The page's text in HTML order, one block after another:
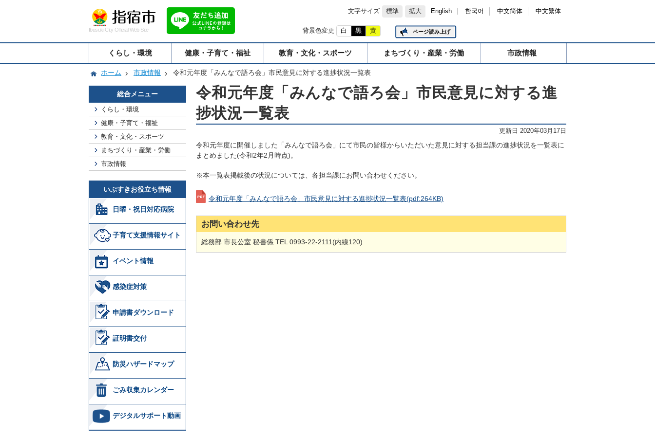
文字サイズ 標準 拡大 English 한국어 中文简体 中文繁体
Ibusuki City Official Web Site 背景色変更 白 黒 黄 ページ読み上げ
くらし・環境 健康・子育て・福祉 教育・文化・スポーツ まちづくり・産業・労働 市政情報
ホーム 市政情報 令和元年度「みんなで語ろ会」市民意見に対する進捗状況一覧表
総合メニュー
くらし・環境
健康・子育て・福祉
教育・文化・スポーツ
まちづくり・産業・労働
市政情報
いぶすきお役立ち情報
日曜・祝日対応病院
子育て支援情報サイト
イベント情報
感染症対策
申請書ダウンロード
証明書交付
防災ハザードマップ
ごみ収集カレンダー
デジタルサポート動画
令和元年度「みんなで語ろ会」市民意見に対する進
捗状況一覧表
更新日 2020年03月17日
令和元年度に開催しました「みんなで語ろ会」にて市民の皆様からいただいた意見に対する担当課の進捗状況を一覧表に
まとめました(令和2年2月時点)。
※本一覧表掲載後の状況については、各担当課にお問い合わせください。
令和元年度「みんなで語ろ会」市民意見に対する進捗状況一覧表(pdf:264KB)
お問い合わせ先
総務部 市長公室 秘書係 TEL 0993-22-2111(内線120)